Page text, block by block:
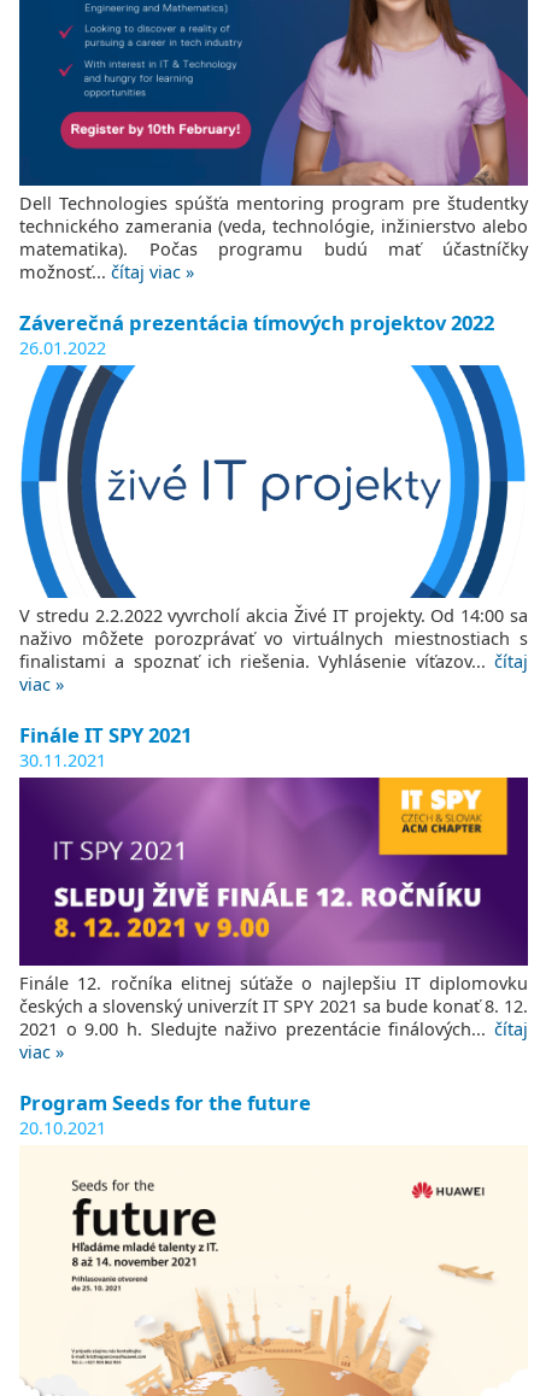
Dell Technologies spúšťa mentoring program pre študentky
technického zamerania (veda, technológie, inžinierstvo alebo
matematika). Počas programu budú mať účastníčky
možnosť... čítaj viac »
Záverečná prezentácia tímových projektov 2022
26.01.2022
V stredu 2.2.2022 vyvrcholí akcia Živé IT projekty. Od 14:00 sa
naživo môžete porozprávať vo virtuálnych miestnostiach s
finalistami a spoznať ich riešenia. Vyhlásenie víťazov... čítaj
viac »
Finále IT SPY 2021
30.11.2021
Finále 12. ročníka elitnej súťaže o najlepšiu IT diplomovku
českých a slovenský univerzít IT SPY 2021 sa bude konať 8. 12.
2021 o 9.00 h. Sledujte naživo prezentácie finálových... čítaj
viac »
Program Seeds for the future
20.10.2021